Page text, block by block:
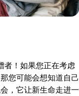
者！如果您正在考虑
您可能会想知道自己
，它让新生命走进一